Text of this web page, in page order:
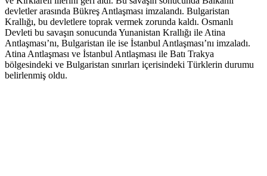
devletler arasında Bükreş Antlaşması imzalandı. Bulgaristan
Krallığı, bu devletlere toprak vermek zorunda kaldı. Osmanlı
Devleti bu savaşın sonucunda Yunanistan Krallığı ile Atina
Antlaşması’nı, Bulgaristan ile ise İstanbul Antlaşması’nı imzaladı.
Atina Antlaşması ve İstanbul Antlaşması ile Batı Trakya
bölgesindeki ve Bulgaristan sınırları içerisindeki Türklerin durumu
belirlenmiş oldu.